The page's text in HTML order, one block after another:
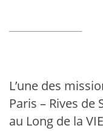
L’une des
Paris – Rives
au Long de la